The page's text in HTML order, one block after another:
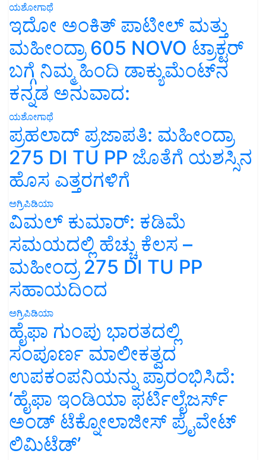
ಯಶೋಗಾಥೆ
ಇದೋ ಅಂಕಿತ್ ಪಾಟೀಲ್ ಮತ್ತು
ಮಹೀಂದ್ರಾ 605 NOVO ಟ್ರಾಕ್ಟರ್
ಬಗ್ಗೆ ನಿಮ್ಮ ಹಿಂದಿ ಡಾಕ್ಯುಮೆಂಟ್‌ನ
ಕನ್ನಡ ಅನುವಾದ:
ಯಶೋಗಾಥೆ
ಪ್ರಹಲಾದ್ ಪ್ರಜಾಪತಿ: ಮಹೀಂದ್ರಾ
275 DI TU PP ಜೊತೆಗೆ ಯಶಸ್ಸಿನ
ಹೊಸ ಎತ್ತರಗಳಿಗೆ
ಅಗ್ರಿಪಿಡಿಯಾ
ವಿಮಲ್ ಕುಮಾರ್: ಕಡಿಮೆ
ಸಮಯದಲ್ಲಿ ಹೆಚ್ಚು ಕೆಲಸ –
ಮಹೀಂದ್ರ 275 DI TU PP
ಸಹಾಯದಿಂದ
ಅಗ್ರಿಪಿಡಿಯಾ
ಹೈಫಾ ಗುಂಪು ಭಾರತದಲ್ಲಿ
ಸಂಪೂರ್ಣ ಮಾಲೀಕತ್ವದ
ಉಪಕಂಪನಿಯನ್ನು ಪ್ರಾರಂಭಿಸಿದೆ:
‘ಹೈಫಾ ಇಂಡಿಯಾ ಫರ್ಟಿಲೈಜರ್ಸ್
ಅಂಡ್ ಟೆಕ್ನೋಲಾಜೀಸ್ ಪ್ರೈವೇಟ್
ಲಿಮಿಟೆಡ್’